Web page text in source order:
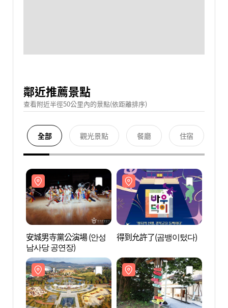
鄰近推薦景點
查看附近半徑50公里內的景點(依距離排序)
全部 觀光景點 餐廳 住宿
安城男寺黨公演場 (안성
남사당 공연장)
得到允許了(곰뱅이텄다)